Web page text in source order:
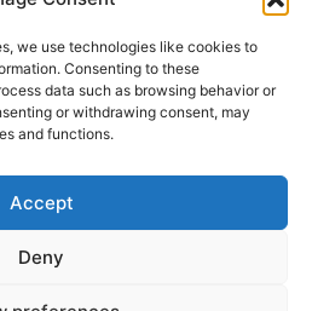
we use technologies like cookies to
Consenting to these
data such as browsing behavior or
or withdrawing consent, may
and functions.
Accept
Deny
16 AGOSTO: CHIUSO
E AGOSTO
19:00